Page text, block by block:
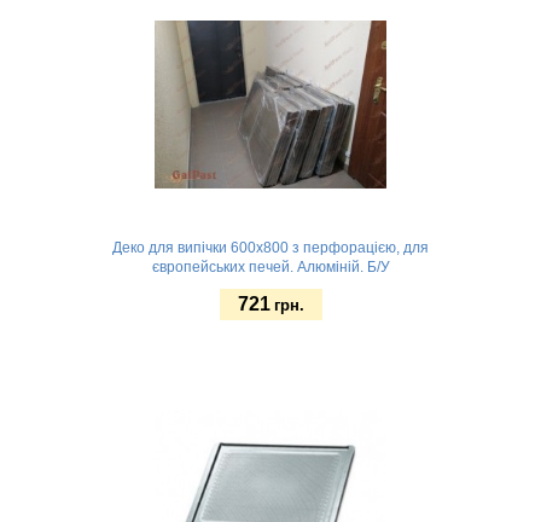
Деко для випічки 600x800 з перфорацією, для
європейських печей. Алюміній. Б/У
721 грн.